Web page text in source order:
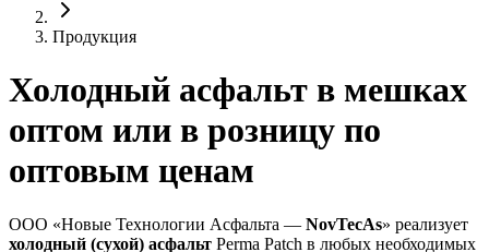
Продукция
Холодный асфальт в мешках
оптом или в розницу по
оптовым ценам
ООО «Новые Технологии Асфальта — NovTecAs» реализует
холодный (сухой) асфальт Perma Patch в любых необходимых